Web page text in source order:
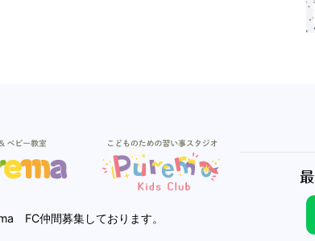
FC仲間募集しております。